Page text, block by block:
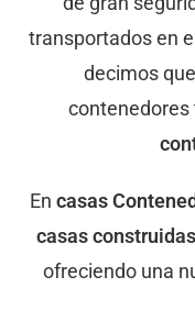
transportados en
decimos
contenedores
En casas
casas
ofreciendo una